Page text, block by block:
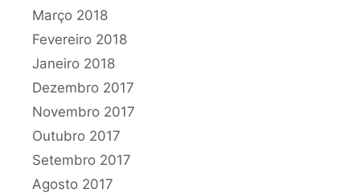
Março 2018
Fevereiro 2018
Janeiro 2018
Dezembro 2017
Novembro 2017
Outubro 2017
Setembro 2017
Agosto 2017